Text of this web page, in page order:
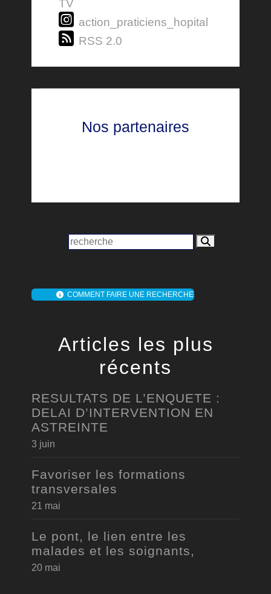
TV
action_praticiens_hopital
RSS 2.0
Nos partenaires
COMMENT FAIRE UNE RECHERCHE
Articles les plus
récents
RESULTATS DE L’ENQUETE :
DELAI D’INTERVENTION EN
ASTREINTE
3 juin
Favoriser les formations
transversales
21 mai
Le pont, le lien entre les
malades et les soignants,
20 mai